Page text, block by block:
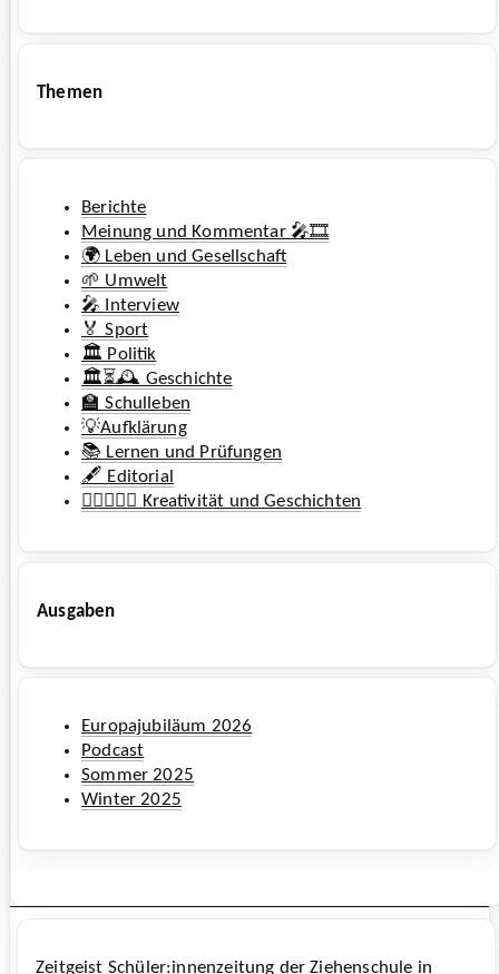
Themen
Berichte
Meinung und Kommentar 🎤🎞️
🌍 Leben und Gesellschaft
🌱 Umwelt
🎤 Interview
🏅 Sport
🏛️ Politik
🏛️⏳🕰️ Geschichte
🏫 Schulleben
💡Aufklärung
📚 Lernen und Prüfungen
🖋️ Editorial
🧚‍♀️🧜🏼‍♂️ Kreativität und Geschichten
Ausgaben
Europajubiläum 2026
Podcast
Sommer 2025
Winter 2025
Zeitgeist Schüler:innenzeitung derZiehenschule in